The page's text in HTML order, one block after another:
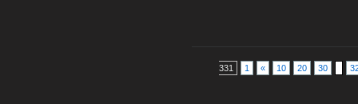
331 1 « 10 20 30